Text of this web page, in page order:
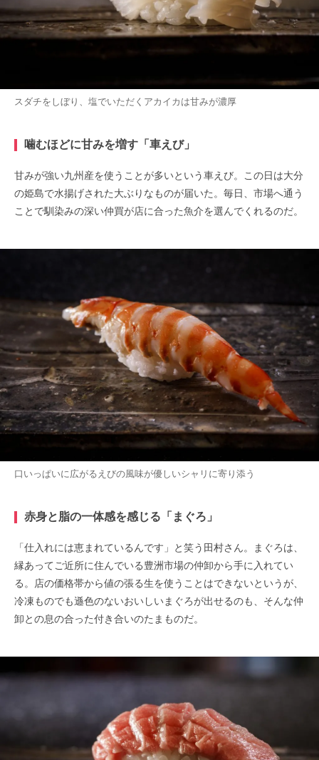
スダチをしぼり、塩でいただくアカイカは甘みが濃厚
噛むほどに甘みを増す「車えび」
甘みが強い九州産を使うことが多いという車えび。この日は大分
の姫島で水揚げされた大ぶりなものが届いた。毎日、市場へ通う
ことで馴染みの深い仲買が店に合った魚介を選んでくれるのだ。
口いっぱいに広がるえびの風味が優しいシャリに寄り添う
赤身と脂の一体感を感じる「まぐろ」
「仕入れには恵まれているんです」と笑う田村さん。まぐろは、
縁あってご近所に住んでいる豊洲市場の仲卸から手に入れてい
る。店の価格帯から値の張る生を使うことはできないというが、
冷凍ものでも遜色のないおいしいまぐろが出せるのも、そんな仲
卸との息の合った付き合いのたまものだ。